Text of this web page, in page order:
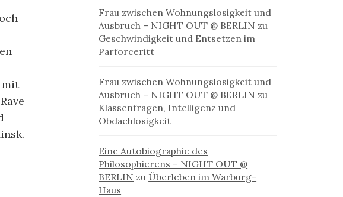
mit
Frau zwischen Wohnungslosigkeit und
Ausbruch – NIGHT OUT @ BERLIN zu
Geschwindigkeit und Entsetzen im
Parforceritt
Frau zwischen Wohnungslosigkeit und
Ausbruch – NIGHT OUT @ BERLIN zu
Klassenfragen, Intelligenz und
Obdachlosigkeit
Eine Autobiographie des
Philosophierens – NIGHT OUT @
BERLIN zu Überleben im Warburg-
Haus